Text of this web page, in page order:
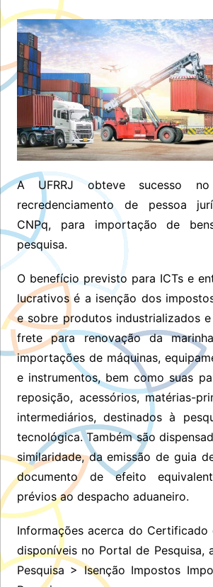
A UFRRJ obteve sucesso
recredenciamento de pessoa
CNPq, para importação de
pesquisa.
O benefício previsto para ICTs e
lucrativos é a isenção dos
e sobre produtos industrializados
frete para renovação da
importações de máquinas,
e instrumentos, bem como suas
reposição, acessórios, matérias-
intermediários, destinados à
tecnológica. Também são
similaridade, da emissão de guia
documento de efeito
prévios ao despacho aduaneiro.
Informações acerca do Certificado
disponíveis no Portal de Pesquisa,
Pesquisa > Isenção Impostos